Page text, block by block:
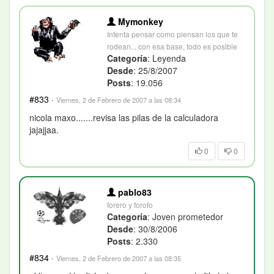
Mymonkey
Intenta pensar como piensan los que te
rodean... con esa base, todo es posible
Categoría: Leyenda
Desde: 25/8/2007
Posts: 19.056
#833 · Viernes, 2 de Febrero de 2007 a las 08:34
nicola maxo.......revisa las pilas de la calculadora
jajajjaa.
0 0
pablo83
forero y forofo
Categoría: Joven prometedor
Desde: 30/8/2006
Posts: 2.330
#834 · Viernes, 2 de Febrero de 2007 a las 08:35